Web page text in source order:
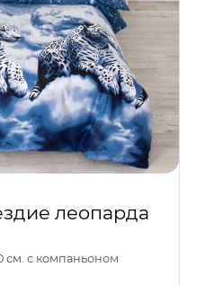
леопарда
см. с компаньоном